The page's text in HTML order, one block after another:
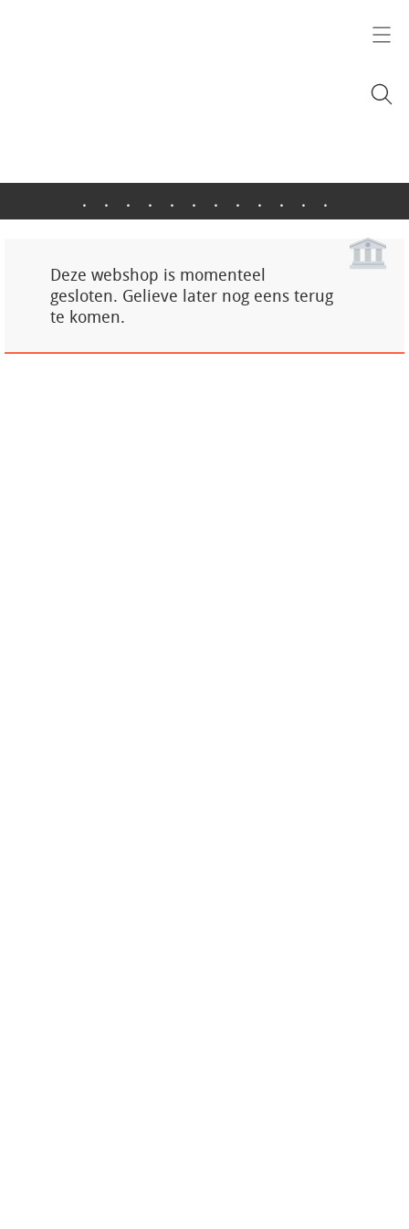
. . . . . . . . . . . .
Deze webshop is momenteel
gesloten. Gelieve later nog eens terug
te komen.